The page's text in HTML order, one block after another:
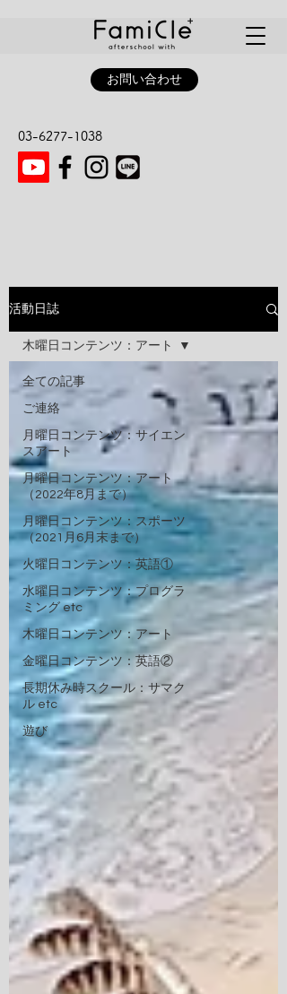
お問い合わせ
03-6277-1038
活動日誌
全ての記事
ご連絡
月曜日コンテンツ：サイエン
スアート
月曜日コンテンツ：アート
（2022年8月まで）
月曜日コンテンツ：スポーツ
（2021月6月末まで）
火曜日コンテンツ：英語①
水曜日コンテンツ：プログラ
ミング etc
木曜日コンテンツ：アート
金曜日コンテンツ：英語②
長期休み時スクール：サマク
ル etc
遊び
木曜日コンテンツ：アート